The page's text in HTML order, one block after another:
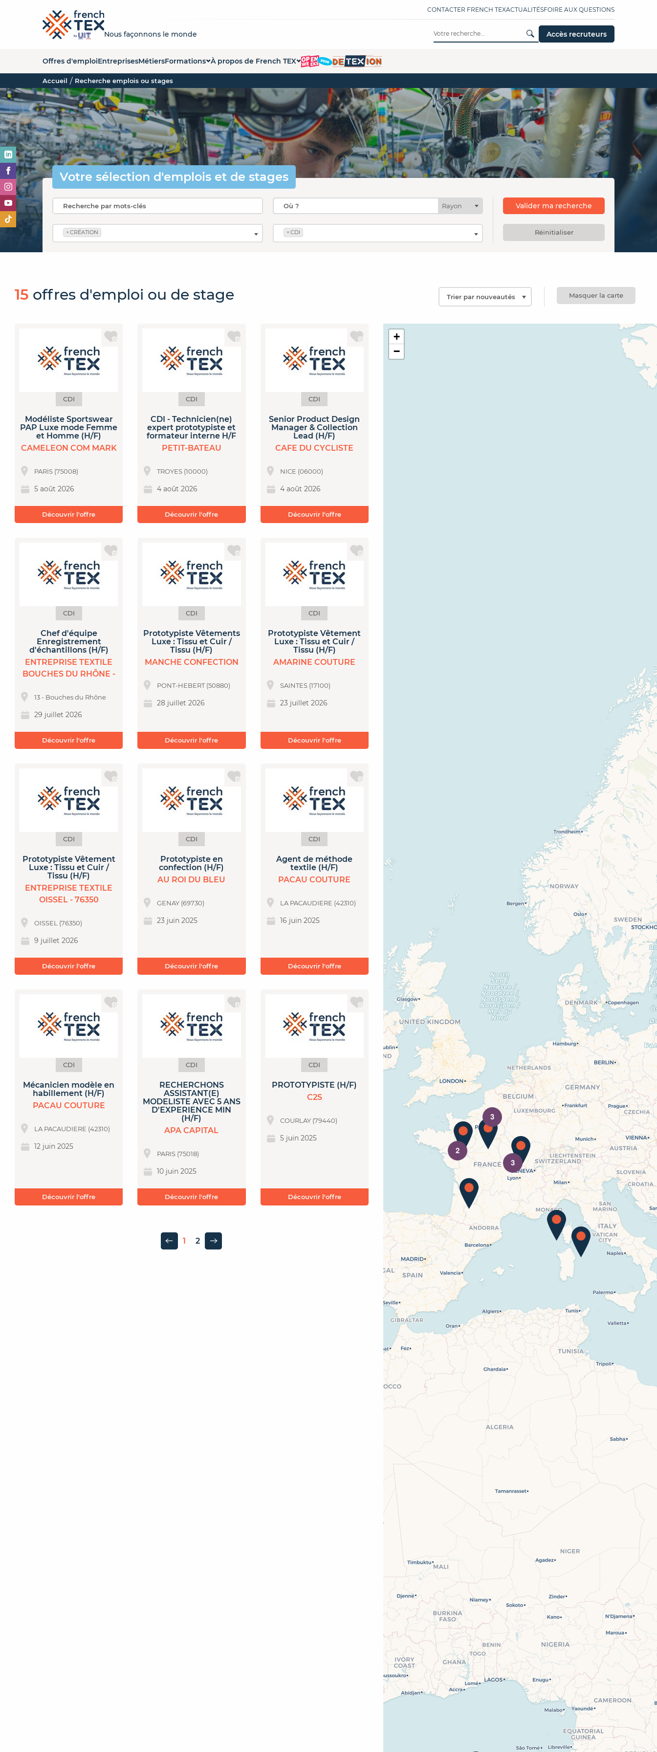
CONTACTER FRENCH TEXACTUALITÉSFOIRE AUX QUESTIONS
Nous façonnons le monde Accès recruteurs
Offres d'emploiEntreprisesMétiersFormations
Liste des formations
Carte des formations
Organismes des formations
À propos de French TEX
La démarche French Tex
Nos partenaires
Espace Presse
OpenWeeks
Accueil Recherche emplois ou stages
Votre sélection d'emplois et de stages
Rayon
× CRÉATION × CDI
Valider ma recherche
Réinitialiser
15 offres d'emploi ou de stage Masquer la carte
CDI
Modéliste Sportswear
PAP Luxe mode Femme
et Homme (H/F)
CAMELEON COM MARK
PARIS (75008)
5 août 2026
Découvrir l'offre
CDI
CDI - Technicien(ne)
expert prototypiste et
formateur interne H/F
PETIT-BATEAU
TROYES (10000)
4 août 2026
Découvrir l'offre
CDI
Senior Product Design
Manager & Collection
Lead (H/F)
CAFE DU CYCLISTE
NICE (06000)
4 août 2026
Découvrir l'offre
CDI
Chef d'équipe
Enregistrement
d'échantillons (H/F)
ENTREPRISE TEXTILE
BOUCHES DU RHÔNE -
13 - Bouches du Rhône
29 juillet 2026
Découvrir l'offre
CDI
Prototypiste Vêtements
Luxe : Tissu et Cuir /
Tissu (H/F)
MANCHE CONFECTION
PONT-HEBERT (50880)
28 juillet 2026
Découvrir l'offre
CDI
Prototypiste Vêtement
Luxe : Tissu et Cuir /
Tissu (H/F)
AMARINE COUTURE
SAINTES (17100)
23 juillet 2026
Découvrir l'offre
CDI
Prototypiste Vêtement
Luxe : Tissu et Cuir /
Tissu (H/F)
ENTREPRISE TEXTILE
OISSEL - 76350
OISSEL (76350)
9 juillet 2026
Découvrir l'offre
CDI
Prototypiste en
confection (H/F)
AU ROI DU BLEU
GENAY (69730)
23 juin 2025
Découvrir l'offre
CDI
Agent de méthode
textile (H/F)
PACAU COUTURE
LA PACAUDIERE (42310)
16 juin 2025
Découvrir l'offre
CDI
Mécanicien modèle en
habillement (H/F)
PACAU COUTURE
LA PACAUDIERE (42310)
12 juin 2025
Découvrir l'offre
CDI
RECHERCHONS
ASSISTANT(E)
MODELISTE AVEC 5 ANS
D'EXPERIENCE MIN
(H/F)
APA CAPITAL
PARIS (75018)
10 juin 2025
Découvrir l'offre
CDI
PROTOTYPISTE (H/F)
C2S
COURLAY (79440)
5 juin 2025
Découvrir l'offre
Page précédente 1 2 Page suivante
3
2
3
+
−